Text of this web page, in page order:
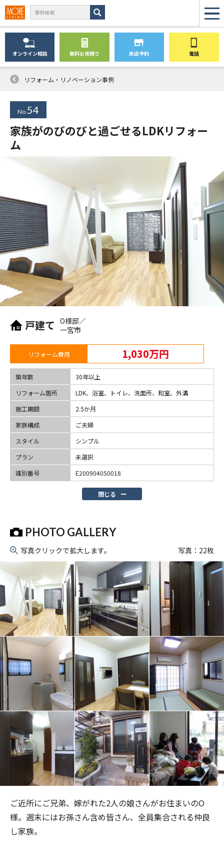
オンライン相談 無料お見積り 来店予約 電話
リフォーム・リノベーション事例
No.54
家族がのびのびと過ごせるLDKリフォー
ム
戸建て O様邸／
一宮市
リフォーム費用 1,030万円
築年数
30年以上
リフォーム箇所
LDK、浴室、トイレ、洗面所、和室、外溝
施工期間
2.5か月
家族構成
ご夫婦
スタイル
シンプル
プラン
未選択
識別番号
E200904050018
閉じる
PHOTO GALLERY
写真クリックで拡大します。 写真： 22枚
ご近所にご兄弟、嫁がれた2人の娘さんがお住まいのO
様。週末にはお孫さん含め皆さん、全員集合される仲良
し家族。